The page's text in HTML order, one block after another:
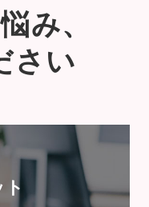
み、
さい